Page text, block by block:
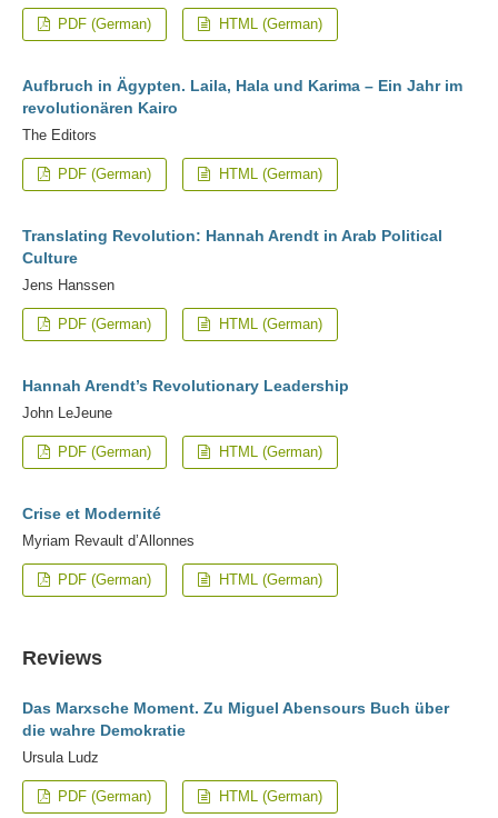
PDF (German) HTML (German)
Aufbruch in Ägypten. Laila, Hala und Karima – Ein Jahr im
revolutionären Kairo
The Editors
PDF (German) HTML (German)
Translating Revolution: Hannah Arendt in Arab Political
Culture
Jens Hanssen
PDF (German) HTML (German)
Hannah Arendt’s Revolutionary Leadership
John LeJeune
PDF (German) HTML (German)
Crise et Modernité
Myriam Revault d’Allonnes
PDF (German) HTML (German)
Reviews
Das Marxsche Moment. Zu Miguel Abensours Buch über
die wahre Demokratie
Ursula Ludz
PDF (German) HTML (German)